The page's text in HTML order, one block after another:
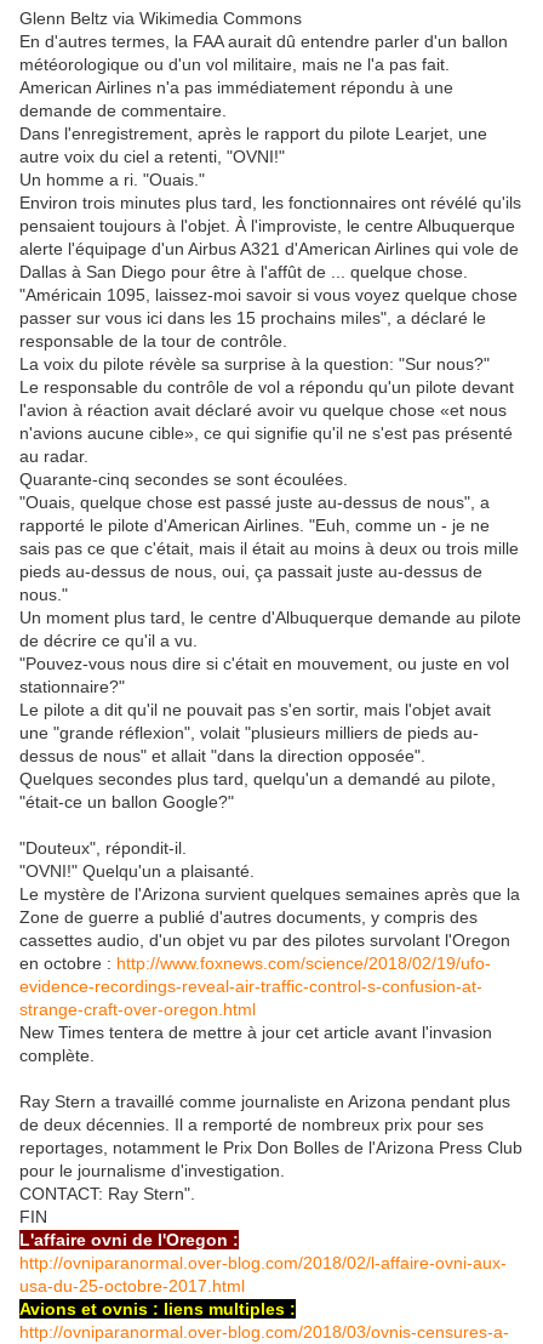
Glenn Beltz via Wikimedia Commons
En d'autres termes, la FAA aurait dû entendre parler d'un ballon
météorologique ou d'un vol militaire, mais ne l'a pas fait.
American Airlines n'a pas immédiatement répondu à une
demande de commentaire.
Dans l'enregistrement, après le rapport du pilote Learjet, une
autre voix du ciel a retenti, "OVNI!"
Un homme a ri. "Ouais."
Environ trois minutes plus tard, les fonctionnaires ont révélé qu'ils
pensaient toujours à l'objet. À l'improviste, le centre Albuquerque
alerte l'équipage d'un Airbus A321 d'American Airlines qui vole de
Dallas à San Diego pour être à l'affût de ... quelque chose.
"Américain 1095, laissez-moi savoir si vous voyez quelque chose
passer sur vous ici dans les 15 prochains miles", a déclaré le
responsable de la tour de contrôle.
La voix du pilote révèle sa surprise à la question: "Sur nous?"
Le responsable du contrôle de vol a répondu qu'un pilote devant
l'avion à réaction avait déclaré avoir vu quelque chose «et nous
n'avions aucune cible», ce qui signifie qu'il ne s'est pas présenté
au radar.
Quarante-cinq secondes se sont écoulées.
"Ouais, quelque chose est passé juste au-dessus de nous", a
rapporté le pilote d'American Airlines. "Euh, comme un - je ne
sais pas ce que c'était, mais il était au moins à deux ou trois mille
pieds au-dessus de nous, oui, ça passait juste au-dessus de
nous."
Un moment plus tard, le centre d'Albuquerque demande au pilote
de décrire ce qu'il a vu.
"Pouvez-vous nous dire si c'était en mouvement, ou juste en vol
stationnaire?"
Le pilote a dit qu'il ne pouvait pas s'en sortir, mais l'objet avait
une "grande réflexion", volait "plusieurs milliers de pieds au-
dessus de nous" et allait "dans la direction opposée".
Quelques secondes plus tard, quelqu'un a demandé au pilote,
"était-ce un ballon Google?"
"Douteux", répondit-il.
"OVNI!" Quelqu'un a plaisanté.
Le mystère de l'Arizona survient quelques semaines après que la
Zone de guerre a publié d'autres documents, y compris des
cassettes audio, d'un objet vu par des pilotes survolant l'Oregon
en octobre : http://www.foxnews.com/science/2018/02/19/ufo-
evidence-recordings-reveal-air-traffic-control-s-confusion-at-
strange-craft-over-oregon.html
New Times tentera de mettre à jour cet article avant l'invasion
complète.
Ray Stern a travaillé comme journaliste en Arizona pendant plus
de deux décennies. Il a remporté de nombreux prix pour ses
reportages, notamment le Prix Don Bolles de l'Arizona Press Club
pour le journalisme d'investigation.
CONTACT: Ray Stern".
FIN
L'affaire ovni de l'Oregon :
http://ovniparanormal.over-blog.com/2018/02/l-affaire-ovni-aux-
usa-du-25-octobre-2017.html
Avions et ovnis : liens multiples :
http://ovniparanormal.over-blog.com/2018/03/ovnis-censures-a-